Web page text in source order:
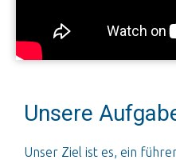
Unsere
Unser Ziel ist es, ein